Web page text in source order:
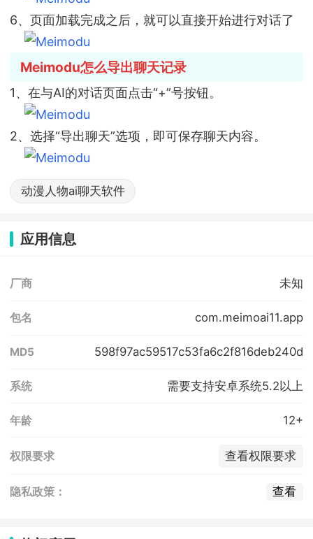
6、页面加载完成之后，就可以直接开始进行对话了
Meimodu怎么导出聊天记录
1、在与AI的对话页面点击“+”号按钮。
2、选择“导出聊天”选项，即可保存聊天内容。
动漫人物ai聊天软件
应用信息
厂商 未知
包名 com.meimoai11.app
MD5 598f97ac59517c53fa6c2f816deb240d
系统 需要支持安卓系统5.2以上
年龄 12+
权限要求 查看权限要求
隐私政策： 查看